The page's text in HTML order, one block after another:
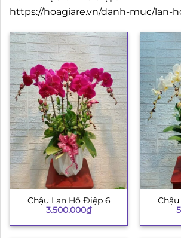
https://hoagiare.vn/danh-muc/lan-
Chậu Lan Hồ Điệp 6
3.500.000₫